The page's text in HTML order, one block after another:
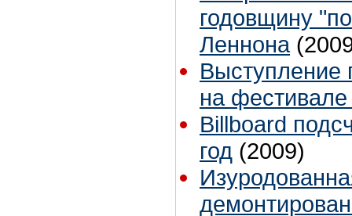
годовщину
Леннона
Выступление
на
Billboard
год (2009)